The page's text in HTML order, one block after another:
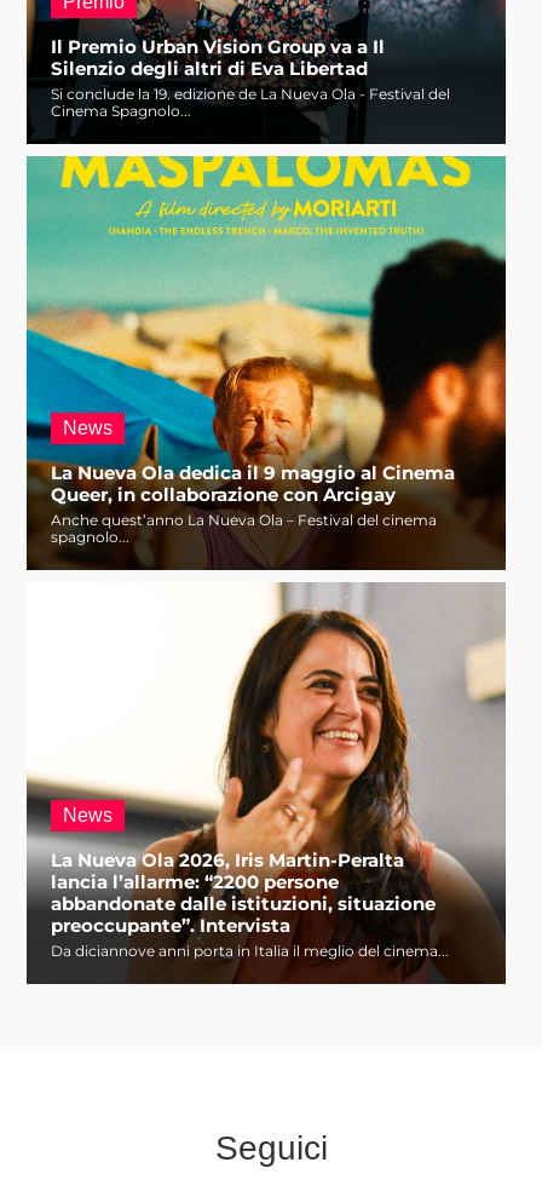
Il Premio Urban Vision Group va a Il
Silenzio degli altri di Eva Libertad
Si conclude la 19. edizione de La Nueva Ola - Festival del
Cinema Spagnolo...
News
La Nueva Ola dedica il 9 maggio al Cinema
Queer, in collaborazione con Arcigay
Anche quest’anno La Nueva Ola – Festival del cinema
spagnolo...
News
La Nueva Ola 2026, Iris Martin-Peralta
lancia l’allarme: “2200 persone
abbandonate dalle istituzioni, situazione
preoccupante”. Intervista
Da diciannove anni porta in Italia il meglio del cinema...
Seguici